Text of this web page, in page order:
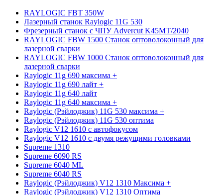
RAYLOGIC FBT 350W
Лазерный станок Raylogic 11G 530
Фрезерный станок с ЧПУ Advercut K45MT/2040
RAYLOGIC FBW 1500 Станок оптоволоконный для
лазерной сварки
RAYLOGIC FBW 1000 Станок оптоволоконный для
лазерной сварки
Raylogic 11g 690 максима +
Raylogic 11g 690 лайт +
Raylogic 11g 640 лайт
Raylogic 11g 640 максима +
Raylogic (Рэйлоджик) 11G 530 максима +
Raylogic (Рэйлоджик) 11G 530 оптима
Raylogic V12 1610 с автофокусом
Raylogic V12 1610 с двумя режущими головками
Supreme 1310
Supreme 6090 RS
Supreme 6040 ML
Supreme 6040 RS
Raylogic (Рэйлоджик) V12 1310 Максима +
Raylogic (Рэйлоджик) V12 1310 Оптима